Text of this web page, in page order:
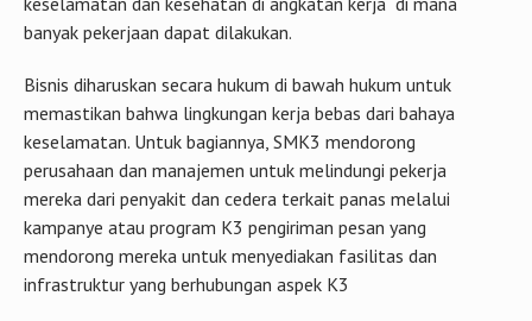
banyak pekerjaan dapat dilakukan.
Bisnis diharuskan secara hukum di bawah hukum untuk
memastikan bahwa lingkungan kerja bebas dari bahaya
keselamatan. Untuk bagiannya, SMK3 mendorong
perusahaan dan manajemen untuk melindungi pekerja
mereka dari penyakit dan cedera terkait panas melalui
kampanye atau program K3 pengiriman pesan yang
mendorong mereka untuk menyediakan fasilitas dan
infrastruktur yang berhubungan aspek K3